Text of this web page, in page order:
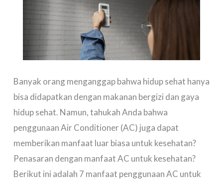
Banyak orang menganggap bahwa hidup sehat hanya
bisa didapatkan dengan makanan bergizi dan gaya
hidup sehat. Namun, tahukah Anda bahwa
penggunaan Air Conditioner (AC) juga dapat
memberikan manfaat luar biasa untuk kesehatan?
Penasaran dengan manfaat AC untuk kesehatan?
Berikut ini adalah 7 manfaat penggunaan AC untuk